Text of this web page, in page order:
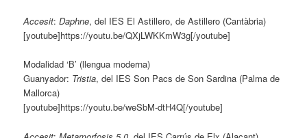
Accesit: Daphne, del IES El Astillero, de Astillero (Cantàbria)
[youtube]https://youtu.be/QXjLWKKmW3g[/youtube]
Modalidad ‘B’ (llengua moderna)
Guanyador: Tristia, del IES Son Pacs de Son Sardina (Palma de
Mallorca)
[youtube]https://youtu.be/weSbM-dtH4Q[/youtube]